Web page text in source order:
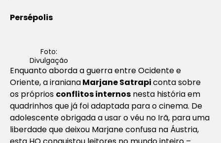
Persépolis
Foto:
Divulgação
Enquanto aborda a guerra entre Ocidente e
Oriente, a iranianaMarjane Satrapiconta sobre
os próprios conflitos internos nesta história em
quadrinhos que já foi adaptada para o cinema. De
adolescente obrigada a usar o véu no Irã, para uma
liberdade que deixou Marjane confusa na Áustria,